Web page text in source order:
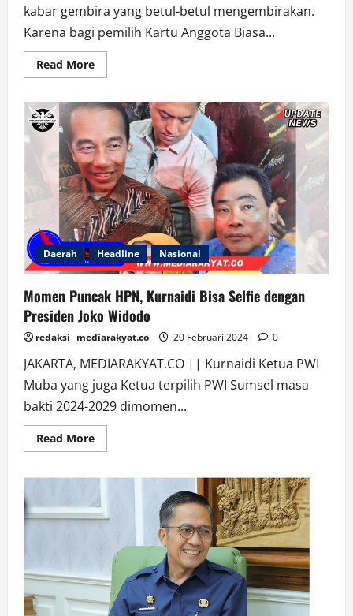
kabar gembira yang betul-betul mengembirakan.
Karena bagi pemilih Kartu Anggota Biasa...
Read MoreRead
more
Biasa,
Kurniadi
Sampaikan
Ada
Pemutihan
KTA
Mati
Bisa
diaktifkan
Kembali
Daerah Headline Nasional
Momen Puncak HPN, Kurnaidi Bisa Selfie dengan
Presiden Joko Widodo
redaksi_ mediarakyat.co 20 Februari 2024 0
JAKARTA, MEDIARAKYAT.CO || Kurnaidi Ketua PWI
Muba yang juga Ketua terpilih PWI Sumsel masa
bakti 2024-2029 dimomen...
Read MoreRead
more
Puncak
Kurnaidi
Bisa
Selfie
Presiden
Joko
Widodo